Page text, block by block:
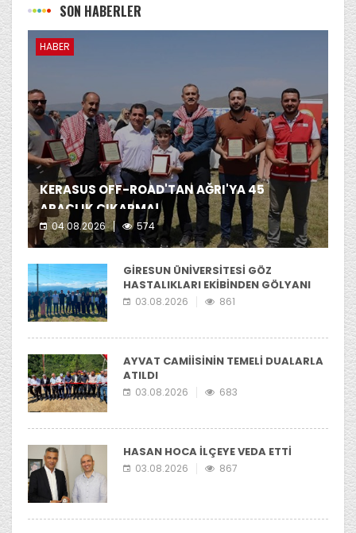
SON HABERLER
HABER
KERASUS OFF-ROAD'TAN AĞRI'YA 45
ARAÇLIK ÇIKARMA!
04.08.2026 574
Kerasus Off-Road ekibi yer aldı.
GİRESUN ÜNİVERSİTESİ GÖZ
HASTALIKLARI EKİBİNDEN GÖLYANI
YAYLASI'NIA ZİYARET
03.08.2026 861
AYVAT CAMİİSİNİN TEMELİ DUALARLA
ATILDI
03.08.2026 683
HASAN HOCA İLÇEYE VEDA ETTİ
03.08.2026 867